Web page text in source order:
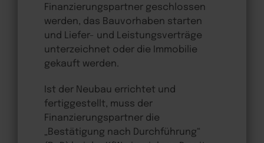
Finanzierungspartner geschlossen
werden, das Bauvorhaben starten
und Liefer- und Leistungsverträge
unterzeichnet oder die Immobilie
gekauft werden.
Ist der Neubau errichtet und
fertiggestellt, muss der
Finanzierungspartner die
„Bestätigung nach Durchführung“